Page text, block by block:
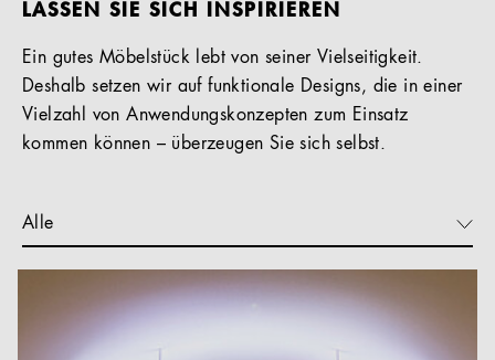
LASSEN SIE SICH INSPIRIEREN
Ein gutes Möbelstück lebt von seiner Vielseitigkeit.
Deshalb setzen wir auf funktionale Designs, die in einer
Vielzahl von Anwendungskonzepten zum Einsatz
kommen können – überzeugen Sie sich selbst.
Alle